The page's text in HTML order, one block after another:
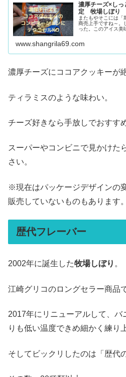
濃厚チーズ×し
定 牧場しぼり
またもやそこには「
商売上手ですね～。
った。このアイス美
www.shangrila69.com
濃厚チーズにココアクッキーが
ティラミスのような味わい。
チーズ好きなら手放しでおすす
スーパーやコンビニで見かけた
さい。
※現在はパッケージデザインの
販売していないものもあります。
歴代フレーバー
2002年に誕生した牧場しぼり 。
江崎グリコのロングセラー商品
2017年にリニューアルして、バ
りも低い温度できめ細かく練り
そしてビックリしたのは「歴代